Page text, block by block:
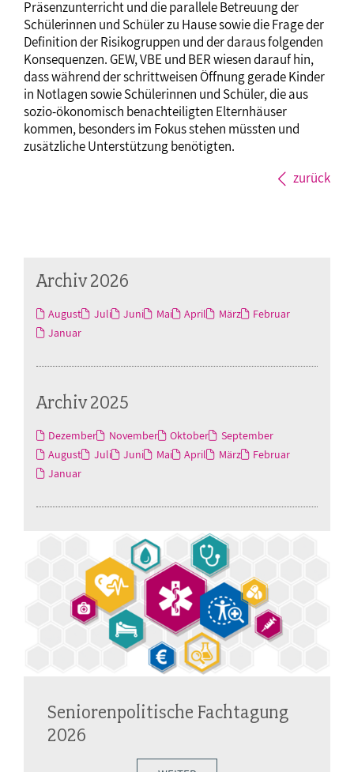
Präsenzunterricht und die parallele Betreuung der
Schülerinnen und Schüler zu Hause sowie die Frage der
Definition der Risikogruppen und der daraus folgenden
Konsequenzen. GEW, VBE und BER wiesen darauf hin,
dass während der schrittweisen Öffnung gerade Kinder
in Notlagen sowie Schülerinnen und Schüler, die aus
sozio-ökonomisch benachteiligten Elternhäuser
kommen, besonders im Fokus stehen müssten und
zusätzliche Unterstützung benötigten.
zurück
Archiv 2026
August Juli Juni Mai April März
Februar
Januar
Archiv 2025
Dezember November Oktober
September
August
Juli Juni Mai April März
Februar
Januar
Seniorenpolitische Fachtagung
2026